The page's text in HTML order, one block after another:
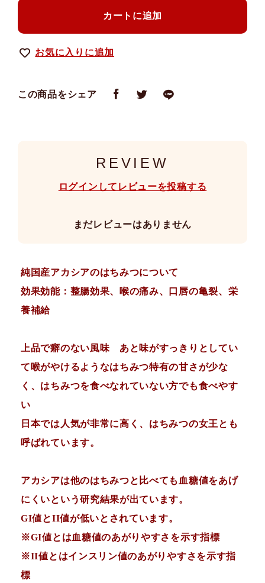
カートに追加
お気に入りに追加
この商品をシェア
REVIEW
ログインしてレビューを投稿する
まだレビューはありません
純国産アカシアのはちみつについて
効果効能：整腸効果、喉の痛み、口唇の亀裂、栄
養補給
上品で癖のない風味 あと味がすっきりとしてい
て喉がやけるようなはちみつ特有の甘さが少な
く、はちみつを食べなれていない方でも食べやす
い
日本では人気が非常に高く、はちみつの女王とも
呼ばれています。
アカシアは他のはちみつと比べても血糖値をあげ
にくいという研究結果が出ています。
GI値とII値が低いとされています。
※GI値とは血糖値のあがりやすさを示す指標
※II値とはインスリン値のあがりやすさを示す指
標